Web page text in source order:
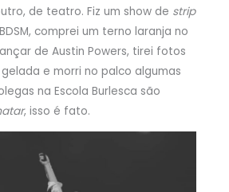
de teatro. Fiz um show de strip
comprei um terno laranja no
de Austin Powers, tirei fotos
e morri no palco algumas
na Escola Burlesca são
, isso é fato.